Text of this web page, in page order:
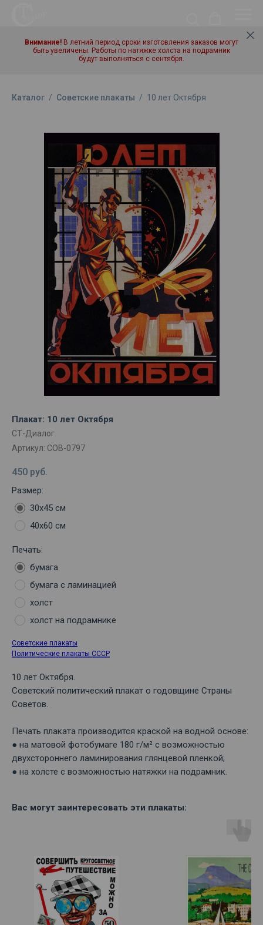
Внимание! В летний период сроки изготовления заказов могут
быть увеличены. Работы по натяжке холста на подрамник
будут выполняться с сентября.
Каталог / Советские плакаты / 10 лет Октября
Плакат: 10 лет Октября
СТ-Диалог
Артикул: СОВ-0797
450 руб.
Размер:
30х45 см
40х60 см
Печать:
бумага
бумага с ламинацией
холст
холст на подрамнике
Советские плакаты
Политические плакаты СССР
10 лет Октября.
Советский политический плакат о годовщине Страны
Советов.
Печать плаката производится краской на водной основе:
● на матовой фотобумаге 180 г/м² с возможностью
двухстороннего ламинирования глянцевой пленкой;
● на холсте с возможностью натяжки на подрамник.
Вас могут заинтересовать эти плакаты: